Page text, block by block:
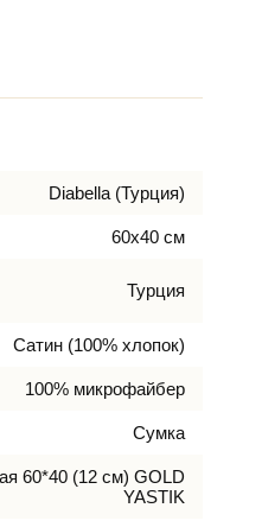
Diabella (Турция)
60х40 см
Турция
Сатин (100% хлопок)
100% микрофайбер
Сумка
60*40 (12 см) GOLD
YASTIK